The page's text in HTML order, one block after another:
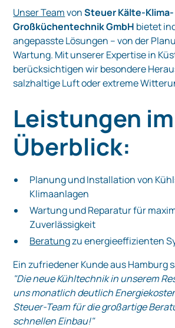
Unser TeamvonSteuer Kälte-Klima-
Großküchentechnik GmbH bietet
angepasste Lösungen – von der
Wartung. Mit unserer Expertise in
berücksichtigen wir besondere
salzhaltige Luft oder extreme
Leistungen im
Überblick:
Planung und Installation von
Klimaanlagen
Wartung und Reparatur für
Zuverlässigkeit
Beratungzu energieeffizienten
Ein zufriedener Kunde aus Hamburg
"Die neue Kühltechnik in unserem
uns monatlich deutlich
Steuer-Team für die großartige
schnellen Einbau!"